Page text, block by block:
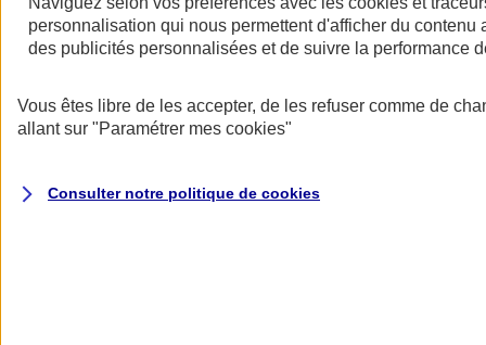
AXA Assurance
personnalisation qui nous permettent d'afficher du contenu
des publicités personnalisées et de suivre la performance
Vous êtes libre de les accepter, de les refuser comme de
allant sur "Paramétrer mes cookies"
Consulter notre politique de cookies